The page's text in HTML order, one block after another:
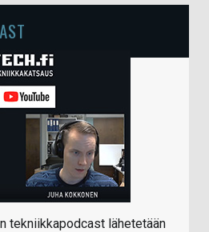
tekniikkapodcast lähetetään